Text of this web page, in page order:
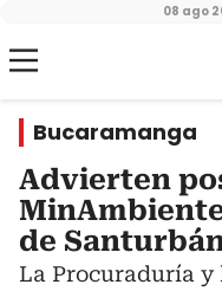
08 ago
Bucaramanga
Advierten
de
La Procuraduría y